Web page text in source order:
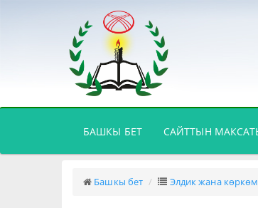
БАШКЫ БЕТ(CURRENT)
САЙТТЫН
Башкы бет Элдик жана